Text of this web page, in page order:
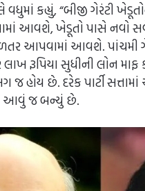
વધુમાં કહ્યું, “બીજી ગેરંટી
આવશે, ખેડૂતો પાસે નવો
આપવામાં આવશે. પાંચમી
લાખ રૂપિયા સુધીની લોન
જ હોય છે. દરેક પાર્ટી
આવું જ બન્યું છે.